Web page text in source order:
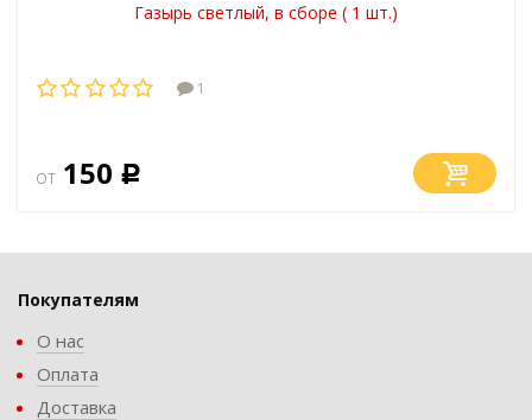
Газырь светлый, в сборе ( 1 шт.)
1
от 150 Р
Покупателям
О нас
Оплата
Доставка